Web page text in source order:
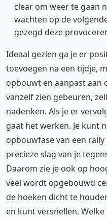
clear om weer te gaan
wachten op de
gezegd deze
Ideaal gezien ga je er
toevoegen na een tijdje,
opbouwt en aanpast aan
vanzelf zien gebeuren,
nadenken. Als je er
gaat het werken. Je kunt
opbouwfase van een
precieze slag van je
Daarom zie je ook op
veel wordt opgebouwd
de hoeken dicht te
en kunt versnellen.